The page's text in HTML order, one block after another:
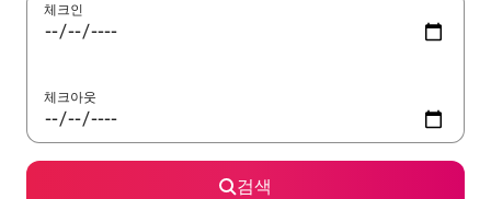
체크인
체크아웃
검색